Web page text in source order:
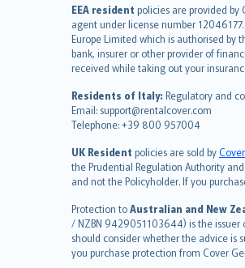
EEA resident policies are provided by
agent under license number
Europe Limited which is authorised by
bank, insurer or other provider of
received while taking out your
Residents of Italy: Regulatory and
Email: support@rentalcover.com
Telephone: +39 800 957004
UK Resident policies are sold by
the Prudential Regulation Authority
and not the Policyholder. If you
Protection toAustralian and New
/ NZBN 9429051103644) is the issuer
should consider whether the advice is
you purchase protection from Cover
English (UK)
English (US)
Deutsch
français
Nederlands
español
italiano
简体中文
繁體中文
Português
polski
עברית
Português
svenska